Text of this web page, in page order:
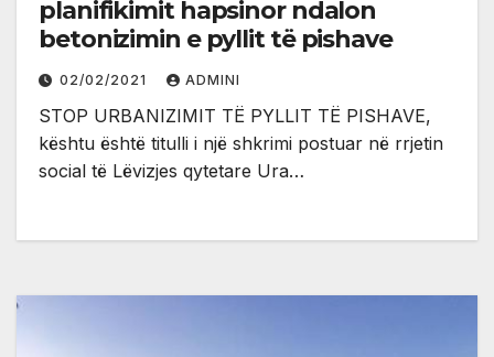
planifikimit hapsinor ndalon
betonizimin e pyllit të pishave
02/02/2021 ADMINI
STOP URBANIZIMIT TË PYLLIT TË PISHAVE,
kështu është titulli i një shkrimi postuar në rrjetin
social të Lëvizjes qytetare Ura…